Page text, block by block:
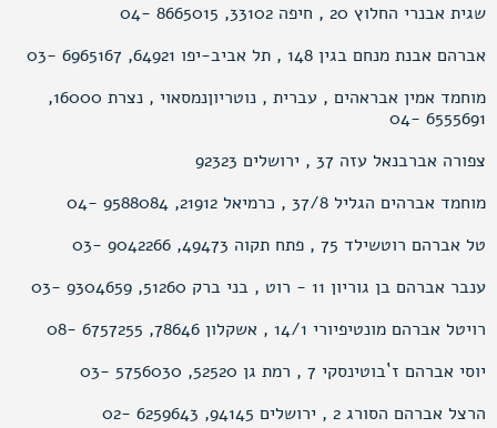
שגית אבנרי החלוץ 20 , חיפה 33102, 8665015 -04
אברהם אבנת מנחם בגין 148 , תל אביב-יפו 64921, 6965167 -03
מוחמד אמין אבראהים , עברית , נוטריוןנמסאוי , נצרת 16000,
6555691 -04
צפורה אברבנאל עזה 37 , ירושלים 92323
מוחמד אברהים הגליל 37/8 , כרמיאל 21912, 9588084 -04
טל אברהם רוטשילד 75 , פתח תקוה 49473, 9042266 -03
ענבר אברהם בן גוריון 11 - רוט , בני ברק 51260, 9304659 -03
רויטל אברהם מונטיפיורי 14/1 , אשקלון 78646, 6757255 -08
יוסי אברהם ז`בוטינסקי 7 , רמת גן 52520, 5756030 -03
הרצל אברהם הסורג 2 , ירושלים 94145, 6259643 -02